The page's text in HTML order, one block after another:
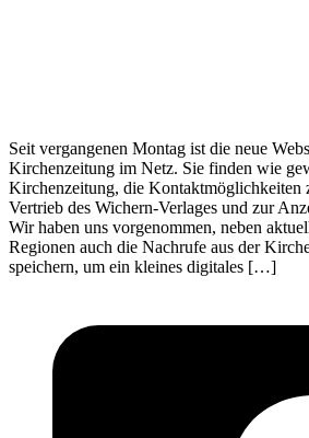
Seit vergangenen Montag ist die neue
Kirchenzeitung im Netz. Sie finden wie
Kirchenzeitung, die Kontaktmöglichkeiten
Vertrieb des Wichern-Verlages und zur
Wir haben uns vorgenommen, neben
Regionen auch die Nachrufe aus der
speichern, um ein kleines digitales […]